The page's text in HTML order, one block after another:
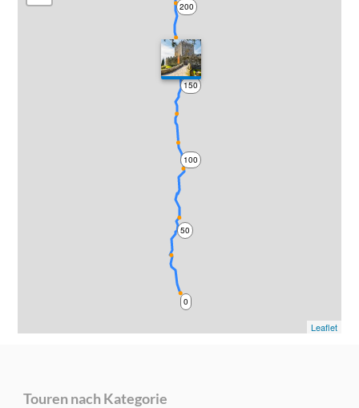
0
50
100
150
200
Leaflet
Touren nach Kategorie